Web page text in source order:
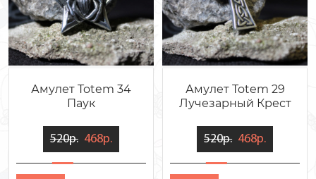
Амулет Totem 34
Паук
520р. 468р.
Амулет Totem 29
Лучезарный Крест
520р. 468р.